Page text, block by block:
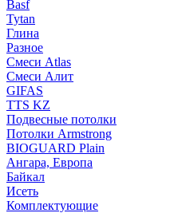
Basf
Tytan
Глина
Разное
Смеси Atlas
Смеси Алит
GIFAS
TTS KZ
Подвесные потолки
Потолки Armstrong
BIOGUARD Plain
Ангара, Европа
Байкал
Исеть
Комплектующие